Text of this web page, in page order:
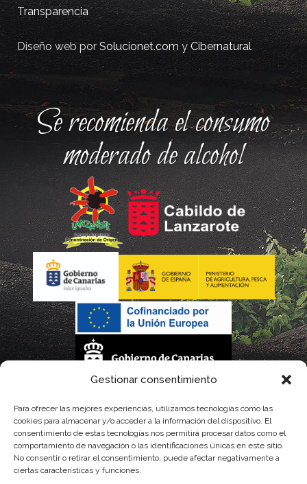
Gestionar consentimiento
Para ofrecer las mejores experiencias, utilizamos tecnologías como las
cookies para almacenar y/o acceder a la información del dispositivo. El
consentimiento de estas tecnologías nos permitirá procesar datos como el
comportamiento de navegación o las identificaciones únicas en este sitio.
No consentir o retirar el consentimiento, puede afectar negativamente a
ciertas características y funciones.
Transparencia
Diseño web porSolucionet.comyCibernatural
Se recomienda el consumo
moderado de alcohol
parcialmente, por el Gobierno de Canarias
con fondos provenientes del presupuesto de gastos del Instituto Canario de
Calidad Agroalimentaria